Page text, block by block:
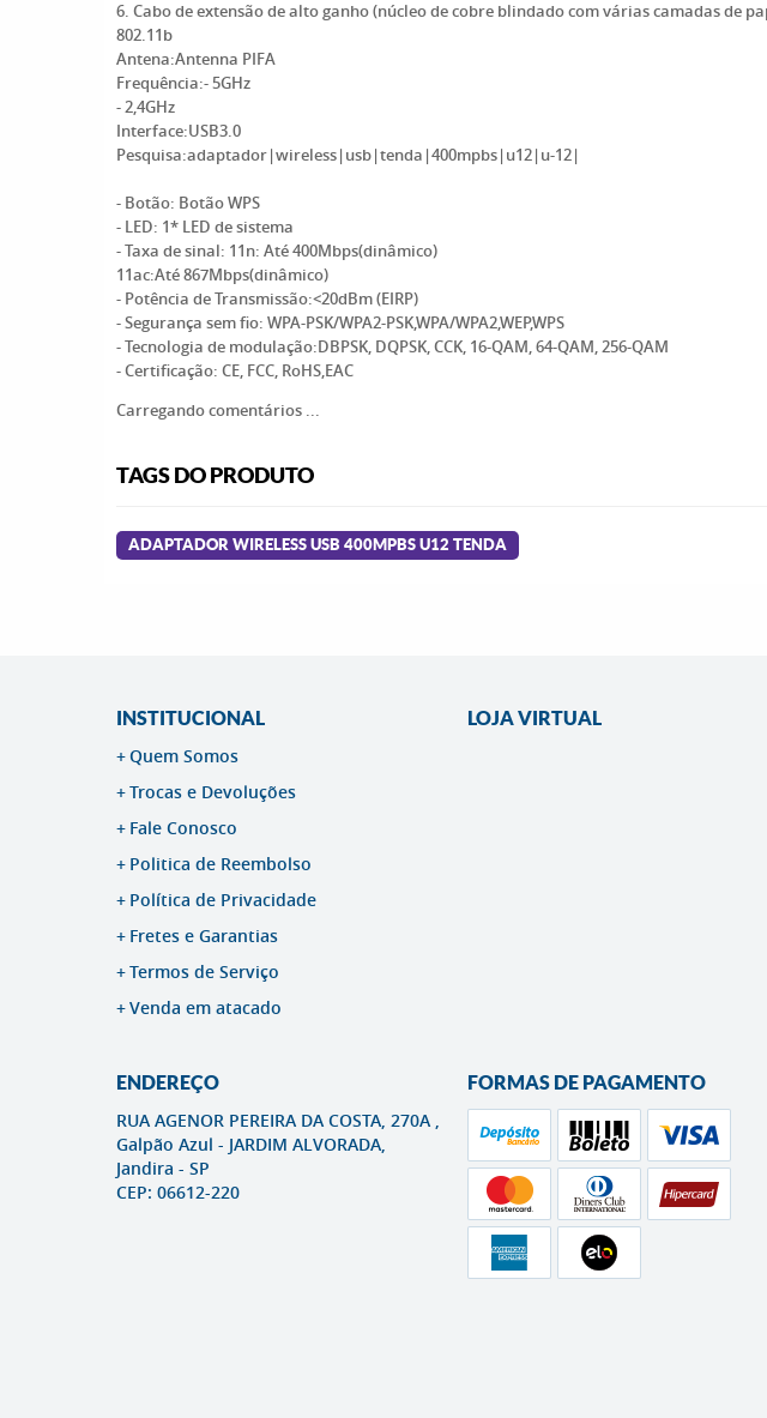
6. Cabo de extensão de alto ganho (núcleo de cobre blindado com várias camadas de
802.11b
Antena:Antenna PIFA
Frequência:- 5GHz
- 2,4GHz
Interface:USB3.0
Pesquisa:adaptador|wireless|usb|tenda|400mpbs|u12|u-12|
- Botão: Botão WPS
- LED: 1* LED de sistema
- Taxa de sinal: 11n: Até 400Mbps(dinâmico)
11ac:Até 867Mbps(dinâmico)
- Potência de Transmissão:<20dBm (EIRP)
- Segurança sem fio: WPA-PSK/WPA2-PSK,WPA/WPA2,WEP,WPS
- Tecnologia de modulação:DBPSK, DQPSK, CCK, 16-QAM, 64-QAM, 256-QAM
- Certificação: CE, FCC, RoHS,EAC
Carregando comentários ...
TAGS DO PRODUTO
ADAPTADOR WIRELESS USB 400MPBS U12 TENDA
INSTITUCIONAL
Quem Somos
Trocas e Devoluções
Fale Conosco
Politica de Reembolso
Política de Privacidade
Fretes e Garantias
Termos de Serviço
Venda em atacado
LOJA VIRTUAL
ENDEREÇO
RUA AGENOR PEREIRA DA COSTA, 270A ,
Galpão Azul - JARDIM ALVORADA,
Jandira - SP
CEP: 06612-220
FORMAS DE PAGAMENTO